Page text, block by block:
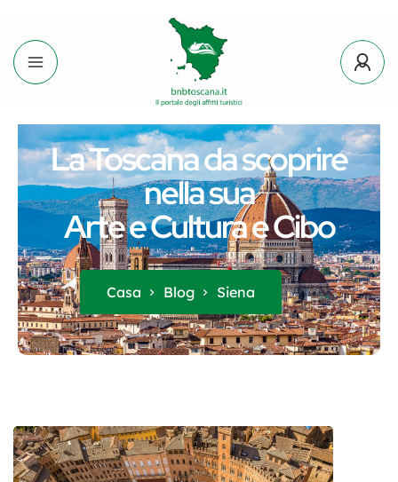
La Toscana da scoprire
nella sua
Arte e Cultura e Cibo
Casa Blog Siena